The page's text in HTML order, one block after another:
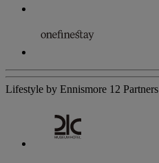
Lifestyle by Ennismore 12 Partners